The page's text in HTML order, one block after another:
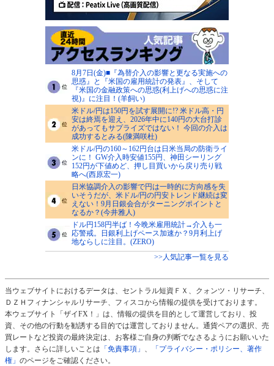
8月7日(金)■『為替介入の影響と更なる実施への
思惑』と『米国の雇用統計の発表』、そして
『米国の金融政策への思惑(利上げへの思惑に注
視)』に注目！(羊飼い)
米ドル/円は150円を試す展開に!? 米ドル高・円
安は終焉を迎え、2026年中に140円の大台打診
があってもサプライズではない！ 今回の介入は
成功するとみる(陳満咲杜)
米ドル/円の160～162円台は日米当局の防衛ライ
ンに！ GW介入時安値155円、神田シーリング
152円が下値めど、押し目買いから戻り売り戦
略へ(西原宏一)
日米協調介入の影響で円は一時的に方向感を失
いそうだが、米ドル/円の円安トレンド継続は変
えない！9月日銀会合がターニングポイントと
なるか？(今井雅人)
ドル円158円半ば！今晩米雇用統計→介入も一
応警戒。日銀利上げペース加速か？9月利上げ
地ならしに注目。(ZERO)
>>人気記事一覧を見る
当ウェブサイトにおけるデータは、セントラル短資ＦＸ、クォンツ・リサーチ、
ＤＺＨフィナンシャルリサーチ、フィスコから情報の提供を受けております。
本ウェブサイト「ザイFX！」は、情報の提供を目的として運営しており、投
資、その他の行動を勧誘する目的では運営しておりません。通貨ペアの選択、売
買レートなど投資の最終決定は、お客様ご自身の判断でなさるようにお願いいた
します。さらに詳しいことは 「免責事項」 、
「プライバシー・ポリシー、著作
権」 のページをご確認ください。